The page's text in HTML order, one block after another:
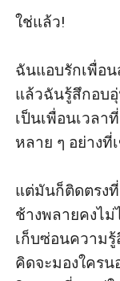
ใช่แล้ว!
ฉันแอบรักเพื่อน
แล้วฉันรู้สึกอบอุ่
เป็นเพื่อนเวลา
หลาย ๆ อย่างที่
แต่มันก็ติดตรง
ช้างพลายคงไ
เก็บซ่อนความ
คิดจะมองใคร